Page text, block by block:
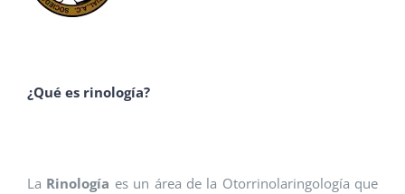
¿Qué es rinología?
La Rinología es un área de la Otorrinolaringología que